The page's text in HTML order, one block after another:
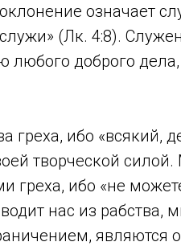
означает
(Лк. 4:8).
любого доброго
греха, ибо «всякий,
творческой
греха, ибо «не
нас из рабства,
являются